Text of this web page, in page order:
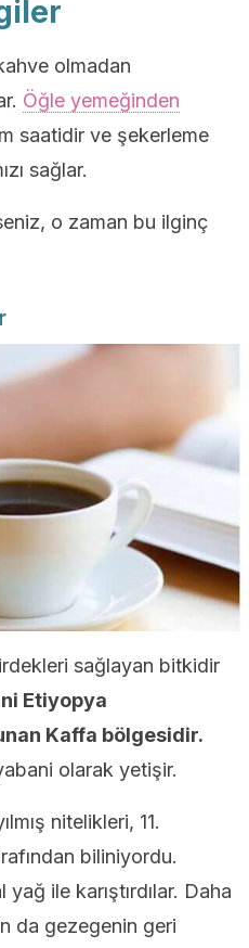
olmadan
Öğle yemeğinden
saatidir ve şekerleme
sağlar.
o zaman bu ilginç
sağlayan bitkidir
Etiyopya
Kaffa bölgesidir.
olarak yetişir.
nitelikleri, 11.
biliniyordu.
ile karıştırdılar. Daha
da gezegenin geri